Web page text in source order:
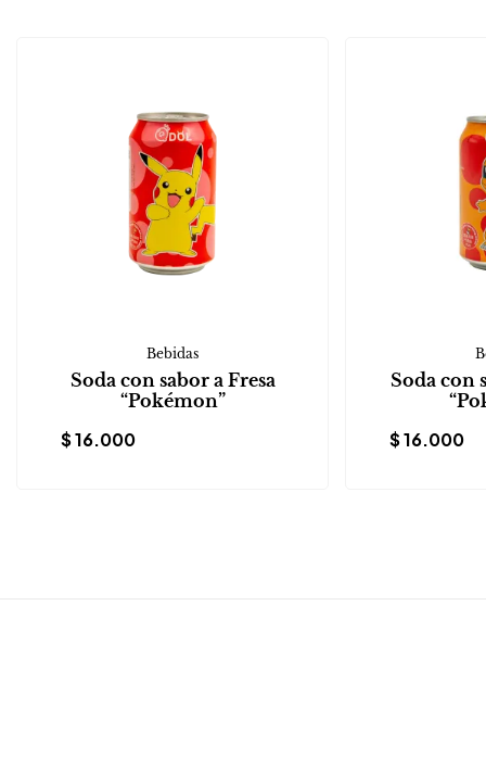
Bebidas
Soda con sabor a Fresa
“Pokémon”
$16.000
Soda con
$16.000